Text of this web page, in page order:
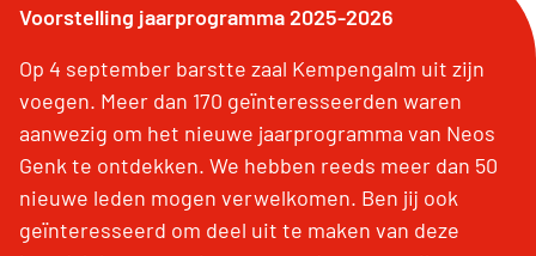
Voorstelling jaarprogramma 2025-2026
Op 4 september barstte zaal Kempengalm uit zijn
voegen. Meer dan 170 geïnteresseerden waren
aanwezig om het nieuwe jaarprogramma van Neos
Genk te ontdekken. We hebben reeds meer dan 50
nieuwe leden mogen verwelkomen. Ben jij ook
geïnteresseerd om deel uit te maken van deze